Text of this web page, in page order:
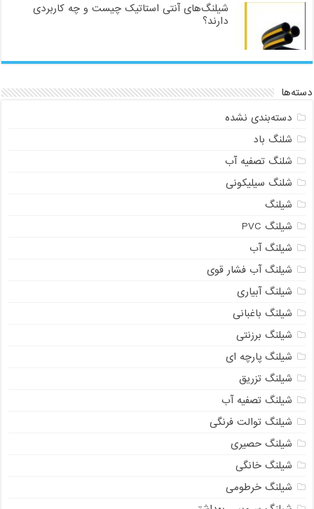
شیلنگ‌های آنتی استاتیک چیست و چه کاربردی
دارند؟
دسته‌ها
دسته‌بندی نشده
شلنگ باد
شلنگ تصفیه آب
شلنگ سیلیکونی
شیلنگ
شیلنگ PVC
شیلنگ آب
شیلنگ آب فشار قوی
شیلنگ آبیاری
شیلنگ باغبانی
شیلنگ برزنتی
شیلنگ پارچه ای
شیلنگ تزریق
شیلنگ تصفیه آب
شیلنگ توالت فرنگی
شیلنگ حصیری
شیلنگ خانگی
شیلنگ خرطومی